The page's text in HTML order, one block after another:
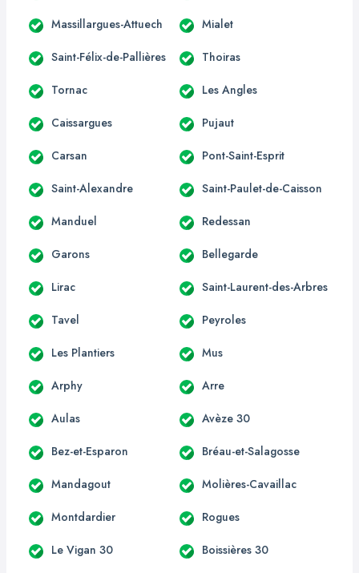
Massillargues-Attuech Mialet
Saint-Félix-de-Pallières Thoiras
Tornac Les Angles
Caissargues Pujaut
Carsan Pont-Saint-Esprit
Saint-Alexandre Saint-Paulet-de-Caisson
Manduel Redessan
Garons Bellegarde
Lirac Saint-Laurent-des-Arbres
Tavel Peyroles
Les Plantiers Mus
Arphy Arre
Aulas Avèze 30
Bez-et-Esparon Bréau-et-Salagosse
Mandagout Molières-Cavaillac
Montdardier Rogues
Le Vigan 30 Boissières 30